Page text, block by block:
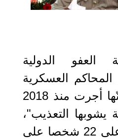
العفو الدولية
المحاكم العسكرية
في شرق ليبيا بأنّها أجرت منذ 2018
التعذيب"،
حكمت بموجبها على 22 شخصا على